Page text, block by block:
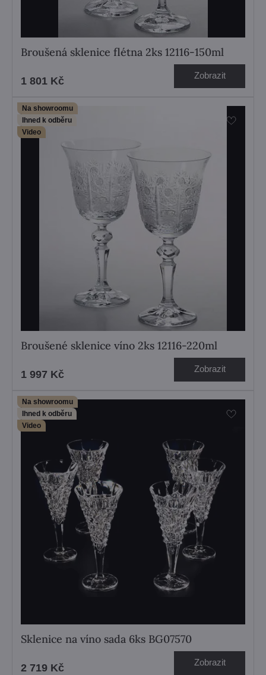
Broušená sklenice flétna 2ks 12116-150ml
1 801 Kč Zobrazit
Na showroomu
Ihned k odběru
Video
Broušené sklenice víno 2ks 12116-220ml
1 997 Kč Zobrazit
Na showroomu
Ihned k odběru
Video
Sklenice na víno sada 6ks BG07570
2 719 Kč Zobrazit